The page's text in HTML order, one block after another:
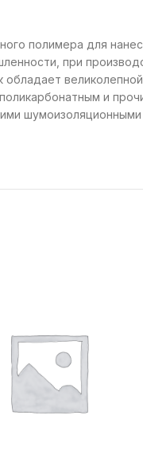
полимера для
при
и